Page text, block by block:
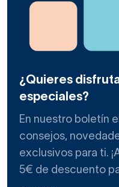
¿Quieres
especiales?
En nuestro boletín
consejos,
exclusivos para ti.
5€ de descuento